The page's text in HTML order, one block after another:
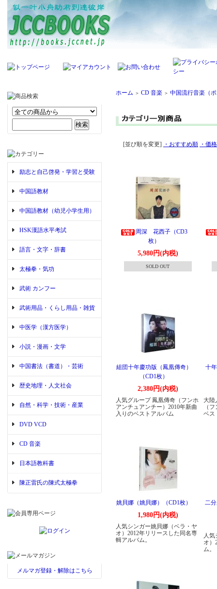
励志と自己啓発・学習と受験
中国語教材
中国語教材（幼児小学生用）
HSK漢語水平考試
語言・文字・辞書
太極拳・気功
武術 カンフー
武術用品・くらし用品・雑貨
中医学（漢方医学）
小説・漫画・文学
中国書法（書道）・芸術
歴史地理・人文社会
自然・科学・技術・産業
DVD VCD
CD 音楽
日本語教科書
陳正雷氏の陳式太極拳
メルマガ登録・解除はこちら
ホーム ＞ CD 音楽 ＞ 中国流行音楽（
[並び順を変更] ・おすすめ順 ・価
周深 花西子（CD3
枚）
5,980円(内税)
SOLD OUT
組団十年慶功版（鳳凰傳奇）
（CD1枚）
2,380円(内税)
人気グループ 鳳凰傳奇（フンホ
アンチュアンチー）2010年新曲
入りのベストアルバム
十
大
（
ベス
姚貝娜（姚貝娜）（CD1枚）
1,980円(内税)
人気シンガー姚貝娜（ベラ・ヤ
オ）2012年リリースした同名専
輯アルバム。
二
人
オ）
ム。